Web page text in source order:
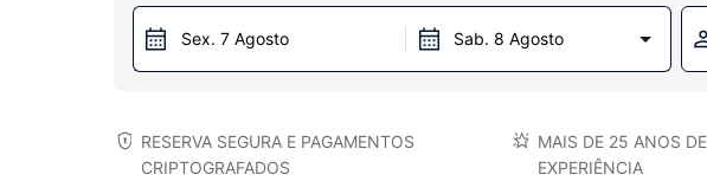
Sex. 7 Agosto Sab. 8 Agosto
RESERVA SEGURA E PAGAMENTOS
CRIPTOGRAFADOS
MAIS DE 25 ANOS DE
EXPERIÊNCIA